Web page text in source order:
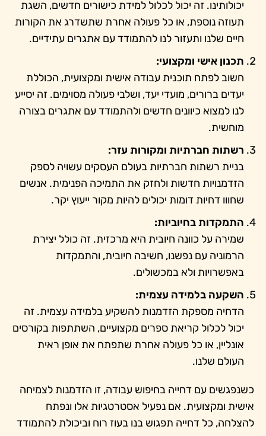
יכולותינו. זה יכול לכלול למידת כישורים חדשים, השגת
תעוזה נוספת, או כל פעולה אחרת שתשדרג את הקורות
חיים שלנו ותעזור לנו להתמודד עם אתגרים עתידיים.
תכנון אישי ומקצועי:
חשוב לפתח תוכנית עבודה אישית ומקצועית, הכוללת
יעדים ברורים, מועדי יעד, ושלבי פעולה מסוימים. זה יסייע
לנו למצוא כיוונים חדשים ולהתמודד עם אתגרים בצורה
מוחשית.
רשתות חברתיות ומקורות עזר:
בניית רשתות חברתיות בעולם העסקים עשויה לספק
הזדמנויות חדשות ולחזק את התמיכה הפנימית. אנשים
שחווו דחיות דומות יכולים להיות מקור ייעוץ יקר.
התמקדות בחיוביות:
שמירה על כוונה חיובית היא מרכזית. זה כולל יצירת
הרמוניה עם נפשנו, חשיבה חיובית, והתמקדות
באפשרויות ולא במכשולים.
השקעה בלמידה עצמית:
הדחיה מספקת הזדמנות להשקיע בלמידה עצמית. זה
יכול לכלול קריאת ספרים מקצועיים, השתתפות בקורסים
אונליין, או כל פעולה אחרת שתפתח את אופן ראית
העולם שלנו.
כשנפגשים עם דחייה בחיפוש עבודה, זו הזדמנות לצמיחה
אישית ומקצועית. אם נפעיל אסטרטגיות אלו ונפתח
להצלחה, כל דחייה תפגוש בנו בעוז רוח וביכולת להתמודד